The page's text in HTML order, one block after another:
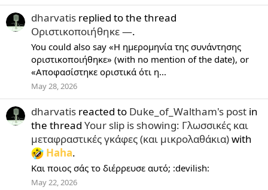
dharvatis replied to the thread
Οριστικοποιήθηκε —.
You could also say «Η ημερομηνία της συνάντησης
οριστικοποιήθηκε» (with no mention of the date), or
«Αποφασίστηκε οριστικά ότι η...
May 28, 2026
dharvatis reacted to Duke_of_Waltham's post in
the thread Your slip is showing: Γλωσσικές και
μεταφραστικές γκάφες (και μικρολαθάκια)with
Haha.
Και ποιος σάς το διέρρευσε αυτό; :devilish:
May 22, 2026